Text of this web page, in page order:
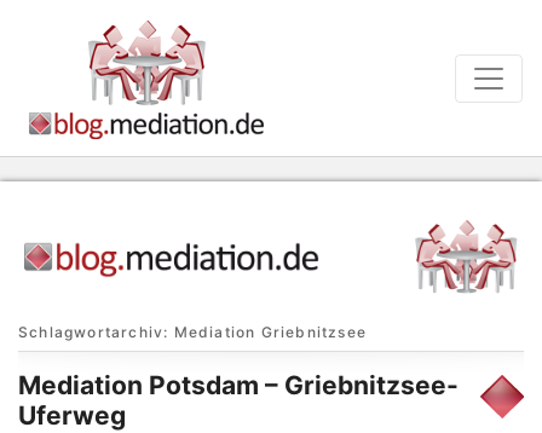
Schlagwortarchiv: Mediation Griebnitzsee
Mediation Potsdam – Griebnitzsee-
Uferweg